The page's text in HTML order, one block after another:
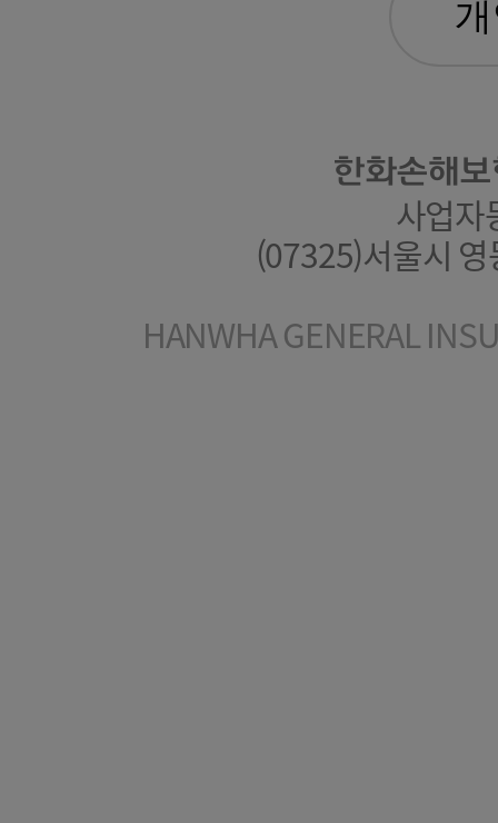
한화손해
사업
(07325)서울시
HANWHA GENERAL